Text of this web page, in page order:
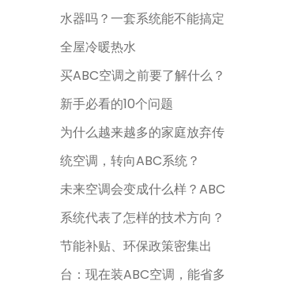
水器吗？一套系统能不能搞定
全屋冷暖热水
买ABC空调之前要了解什么？
新手必看的10个问题
为什么越来越多的家庭放弃传
统空调，转向ABC系统？
未来空调会变成什么样？ABC
系统代表了怎样的技术方向？
节能补贴、环保政策密集出
台：现在装ABC空调，能省多